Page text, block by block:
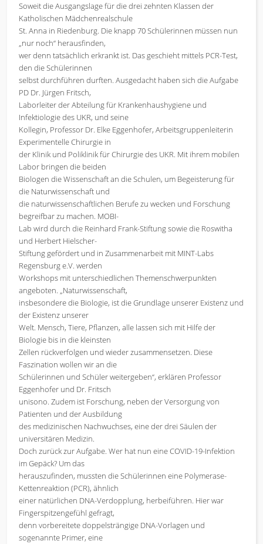
Soweit die Ausgangslage für die drei zehnten Klassen der
Katholischen Mädchenrealschule
St. Anna in Riedenburg. Die knapp 70 Schülerinnen müssen nun
„nur noch“ herausfinden,
wer denn tatsächlich erkrankt ist. Das geschieht mittels PCR-Test,
den die Schülerinnen
selbst durchführen durften. Ausgedacht haben sich die Aufgabe
PD Dr. Jürgen Fritsch,
Laborleiter der Abteilung für Krankenhaushygiene und
Infektiologie des UKR, und seine
Kollegin, Professor Dr. Elke Eggenhofer, Arbeitsgruppenleiterin
Experimentelle Chirurgie in
der Klinik und Poliklinik für Chirurgie des UKR. Mit ihrem mobilen
Labor bringen die beiden
Biologen die Wissenschaft an die Schulen, um Begeisterung für
die Naturwissenschaft und
die naturwissenschaftlichen Berufe zu wecken und Forschung
begreifbar zu machen. MOBI-
Lab wird durch die Reinhard Frank-Stiftung sowie die Roswitha
und Herbert Hielscher-
Stiftung gefördert und in Zusammenarbeit mit MINT-Labs
Regensburg e.V. werden
Workshops mit unterschiedlichen Themenschwerpunkten
angeboten. „Naturwissenschaft,
insbesondere die Biologie, ist die Grundlage unserer Existenz und
der Existenz unserer
Welt. Mensch, Tiere, Pflanzen, alle lassen sich mit Hilfe der
Biologie bis in die kleinsten
Zellen rückverfolgen und wieder zusammensetzen. Diese
Faszination wollen wir an die
Schülerinnen und Schüler weitergeben“, erklären Professor
Eggenhofer und Dr. Fritsch
unisono. Zudem ist Forschung, neben der Versorgung von
Patienten und der Ausbildung
des medizinischen Nachwuchses, eine der drei Säulen der
universitären Medizin.
Doch zurück zur Aufgabe. Wer hat nun eine COVID-19-Infektion
im Gepäck? Um das
herauszufinden, mussten die Schülerinnen eine Polymerase-
Kettenreaktion (PCR), ähnlich
einer natürlichen DNA-Verdopplung, herbeiführen. Hier war
Fingerspitzengefühl gefragt,
denn vorbereitete doppelsträngige DNA-Vorlagen und
sogenannte Primer, eine